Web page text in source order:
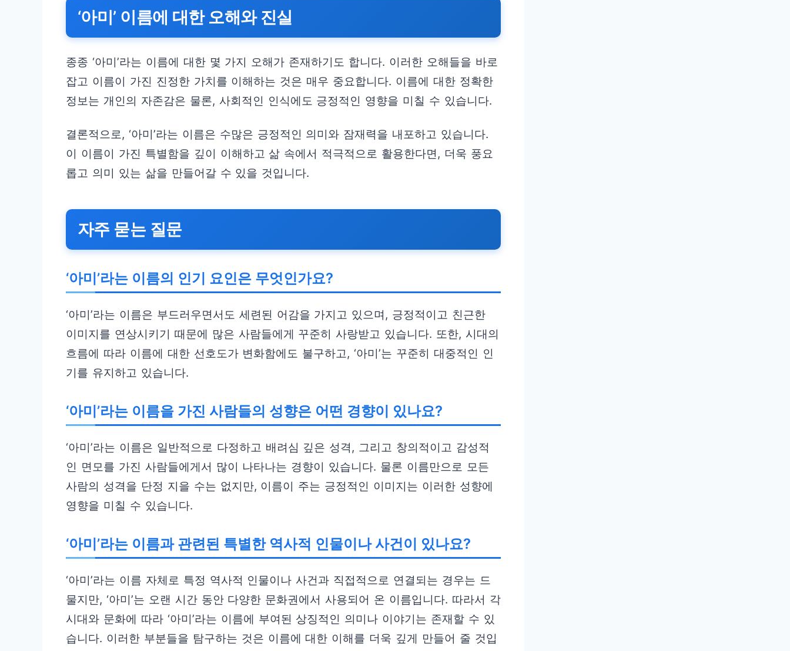
‘아미’ 이름에 대한 오해와 진실
종종 ‘아미’라는 이름에 대한 몇 가지 오해가 존재하기도 합니다. 이러한 오해들을 바로
잡고 이름이 가진 진정한 가치를 이해하는 것은 매우 중요합니다. 이름에 대한 정확한
정보는 개인의 자존감은 물론, 사회적인 인식에도 긍정적인 영향을 미칠 수 있습니다.
결론적으로, ‘아미’라는 이름은 수많은 긍정적인 의미와 잠재력을 내포하고 있습니다.
이 이름이 가진 특별함을 깊이 이해하고 삶 속에서 적극적으로 활용한다면, 더욱 풍요
롭고 의미 있는 삶을 만들어갈 수 있을 것입니다.
자주 묻는 질문
‘아미’라는 이름의 인기 요인은 무엇인가요?
‘아미’라는 이름은 부드러우면서도 세련된 어감을 가지고 있으며, 긍정적이고 친근한
이미지를 연상시키기 때문에 많은 사람들에게 꾸준히 사랑받고 있습니다. 또한, 시대의
흐름에 따라 이름에 대한 선호도가 변화함에도 불구하고, ‘아미’는 꾸준히 대중적인 인
기를 유지하고 있습니다.
‘아미’라는 이름을 가진 사람들의 성향은 어떤 경향이 있나요?
‘아미’라는 이름은 일반적으로 다정하고 배려심 깊은 성격, 그리고 창의적이고 감성적
인 면모를 가진 사람들에게서 많이 나타나는 경향이 있습니다. 물론 이름만으로 모든
사람의 성격을 단정 지을 수는 없지만, 이름이 주는 긍정적인 이미지는 이러한 성향에
영향을 미칠 수 있습니다.
‘아미’라는 이름과 관련된 특별한 역사적 인물이나 사건이 있나요?
‘아미’라는 이름 자체로 특정 역사적 인물이나 사건과 직접적으로 연결되는 경우는 드
물지만, ‘아미’는 오랜 시간 동안 다양한 문화권에서 사용되어 온 이름입니다. 따라서 각
시대와 문화에 따라 ‘아미’라는 이름에 부여된 상징적인 의미나 이야기는 존재할 수 있
습니다. 이러한 부분들을 탐구하는 것은 이름에 대한 이해를 더욱 깊게 만들어 줄 것입